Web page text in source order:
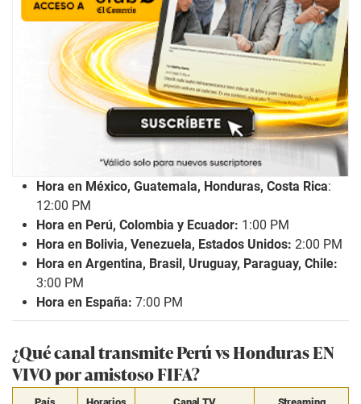
Hora en México, Guatemala, Honduras, Costa Rica:
12:00 PM
Hora en Perú, Colombia y Ecuador: 1:00 PM
Hora en Bolivia, Venezuela, Estados Unidos: 2:00 PM
Hora en Argentina, Brasil, Uruguay, Paraguay, Chile:
3:00 PM
Hora en España: 7:00 PM
¿Qué canal transmite Perú vs Honduras EN
VIVO por amistoso FIFA?